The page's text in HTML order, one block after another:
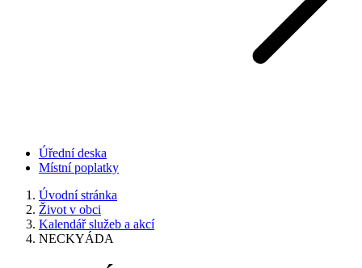
Úřední deska
Místní poplatky
Úvodní stránka
Život v obci
Kalendář služeb a akcí
NECKYÁDA